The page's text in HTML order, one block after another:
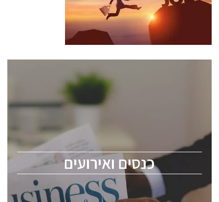
כנסים ואירועים
כנסים ואירועים
לכל העוסקים בתעשיית הסמיקונדקטור כולל מהנדסים,
ChipEx2026 will be held on May 12-13, 2026. The
conference is intended for everyone involved in the